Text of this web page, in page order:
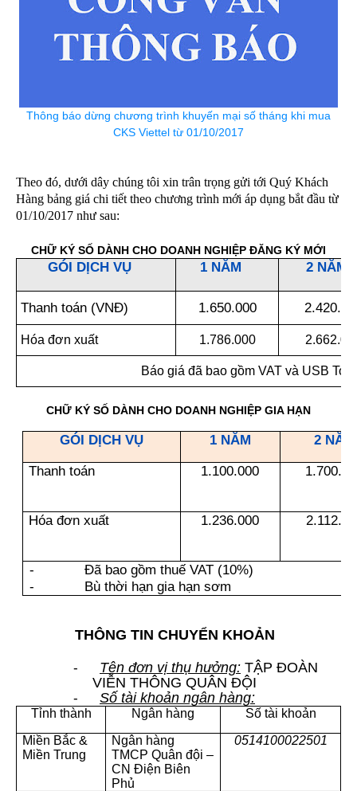
Thông báo dừng chương trình khuyến mại số tháng khi mua
CKS Viettel từ 01/10/2017
Theo đó, dưới dây chúng tôi xin trân trọng gửi tới Quý Khách
Hàng bảng giá chi tiết theo chương trình mới áp dụng bắt đầu từ
01/10/2017 như sau:
CHỮ KÝ SỐ DÀNH CHO DOANH NGHIỆP ĐĂNG KÝ MỚI
GÓI DỊCH VỤ 1 NĂM 2 NĂM
Thanh toán (VNĐ) 1.650.000
Hóa đơn xuất 1.786.000
Báo giá đã bao gồm VAT và USB
CHỮ KÝ SỐ DÀNH CHO DOANH NGHIỆP GIA HẠN
GÓI DỊCH VỤ 1 NĂM
2 NĂM
Thanh toán
1.100.000
Hóa đơn xuất 1.236.000
-
Đã bao gồm thuế VAT (10%)
-
Bù thời hạn gia hạn sơm
THÔNG TIN CHUYỂN KHOẢN
- Tên đơn vị thụ hưởng: TẬP ĐOÀN
VIỄN THÔNG QUÂN ĐỘI
-
Số tài khoản ngân hàng:
Tỉnh thành Ngân hàng
Số tài khoản
Miền Bắc &
Miền Trung
Ngân hàng
TMCP Quân đội –
CN Điện Biên
Phủ
0514100022501